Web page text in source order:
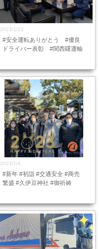
2023/1/23
#安全運転ありがとう #優良
ドライバー表彰 #関西曙運輸
2023/1/4
#新年 #初詣 #交通安全 #商売
繁盛 #久伊豆神社 #御祈祷